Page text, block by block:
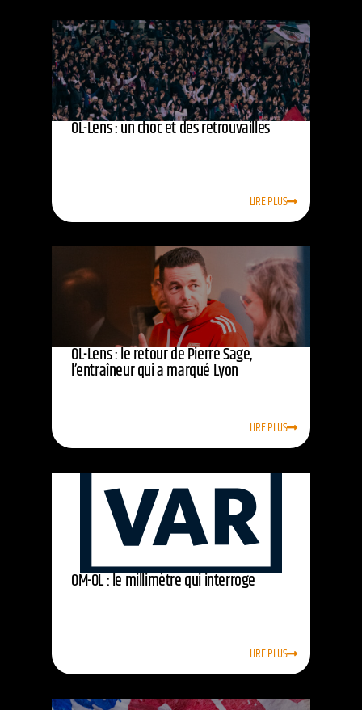
OL-Lens : un choc et des retrouvailles
LIRE PLUS
OL-Lens : le retour de Pierre Sage,
l’entraîneur qui a marqué Lyon
LIRE PLUS
OM-OL : le millimètre qui interroge
LIRE PLUS